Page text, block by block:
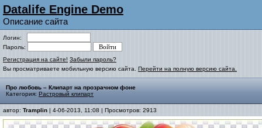
Datalife Engine Demo
Описание сайта
Логин:
Пароль:
Регистрация на сайте! Забыли пароль?
Вы просматриваете мобильную версию сайта. Перейти на полную версию сайта.
Про любовь – Клипарт на прозрачном фоне
Категория: Растровый клипарт
автор: Tramplin | 4-06-2013, 11:08 | Просмотров: 2913